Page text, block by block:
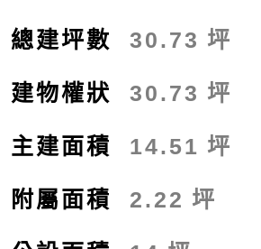
總建坪數 30.73 坪
建物權狀 30.73 坪
主建面積 14.51 坪
附屬面積 2.22 坪